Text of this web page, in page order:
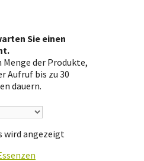
Sie einen
Menge der Produkte,
Aufruf bis zu 30
dauern.
wird angezeigt